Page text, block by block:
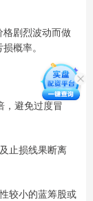
剧烈波动而做
概率。
，避免过度冒
止损线果断离
较小的蓝筹股或